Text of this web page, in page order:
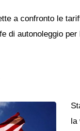
a confronto le
di autonoleggio
la